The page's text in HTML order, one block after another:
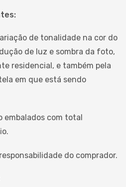
de tonalidade na cor do
de luz e sombra da foto,
residencial, e também pela
em que está sendo
embalados com total
do comprador.